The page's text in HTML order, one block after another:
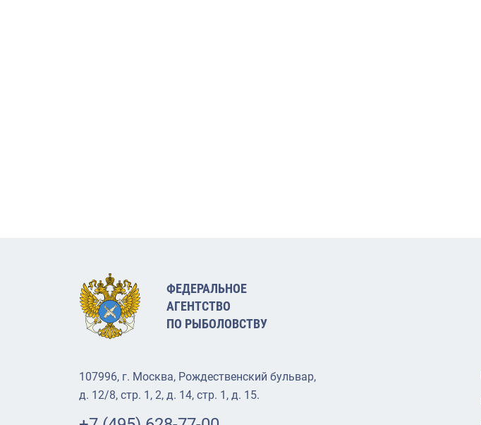
ФЕДЕРАЛЬНОЕ
АГЕНТСТВО
ПО РЫБОЛОВСТВУ
107996, г. Москва, Рождественский бульвар,
д. 12/8, стр. 1, 2, д. 14, стр. 1, д. 15.